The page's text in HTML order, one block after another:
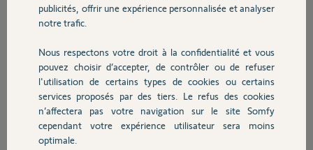
Domotique
Chauffage
Autres produits
Savez-vous ce que nous devons faire pour réinitialiser les
informations et connecter les volets à nos téléphones ?
Merci beaucoup.
Charlène G.
Charlène G.
il y a presque 5 ans
Participer au fil de discussion
publicités, offrir une expérience personnalisée et analyser
notre trafic.
Nous respectons votre droit à la confidentialité et vous
pouvez choisir d’accepter, de contrôler ou de refuser
l'utilisation de certains types de cookies ou certains
services proposés par des tiers. Le refus des cookies
n’affectera pas votre navigation sur le site Somfy
cependant votre expérience utilisateur sera moins
optimale.